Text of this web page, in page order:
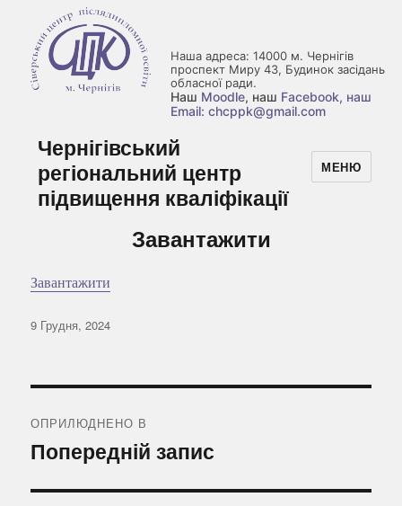
Наша адреса: 14000 м. Чернігів
проспект Миру 43, Будинок засідань
обласної ради.
Наш Moodle, наш Facebook, наш
Email: chcppk@gmail.com
Чернігівський
регіональний центр
підвищення кваліфікації
МЕНЮ
Завантажити
Завантажити
Оприлюднено
9 Грудня, 2024
записів
ОПРИЛЮДНЕНО В
Попередній запис